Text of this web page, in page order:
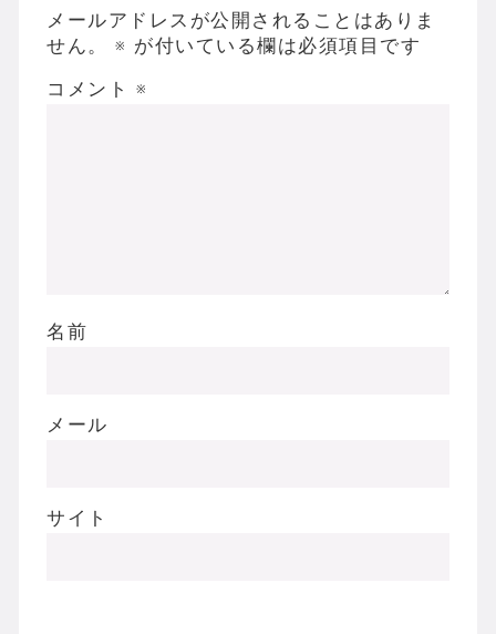
メールアドレスが公開されることはありま
せん。
※ が付いている欄は必須項目です
コメント ※
名前
メール
サイト